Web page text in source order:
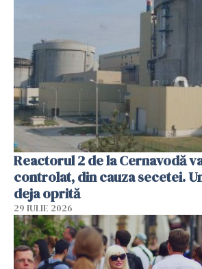
Reactorul 2 de la Cernavodă
controlat, din cauza secetei.
deja oprită
29 IULIE 2026